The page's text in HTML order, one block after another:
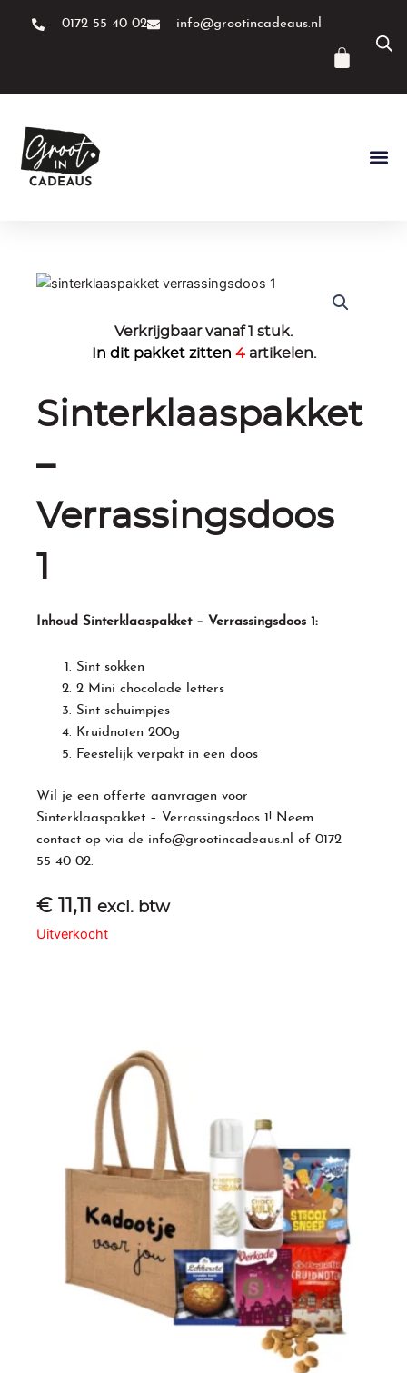
0172 55 40 02 info@grootincadeaus.nl
Sinterklaaspakket
–
Verrassingsdoos
1
Inhoud Sinterklaaspakket – Verrassingsdoos 1:
Sint sokken
2 Mini chocolade letters
Sint schuimpjes
Kruidnoten 200g
Feestelijk verpakt in een doos
Wil je een offerte aanvragen voor
Sinterklaaspakket – Verrassingsdoos 1! Neem
contact op via de info@grootincadeaus.nl of0172
55 40 02.
€ 11,11
excl. btw
Uitverkocht
Verkrijgbaar vanaf 1 stuk.
In dit pakket zitten 4 artikelen.
Gerelateerde producten